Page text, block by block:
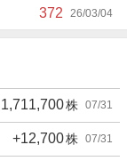
372 26/03/04
1,711,700株 07/31
+12,700株 07/31